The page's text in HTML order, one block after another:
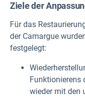
Ziele der
Für das
der Camargue
festgelegt:
Funktionierens
wieder mit den